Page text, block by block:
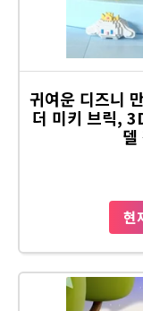
귀여운 디즈니
더 미키 브릭,
델
현